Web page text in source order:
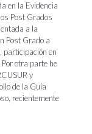
en la Evidencia
Post Grados
a la
Post Grado a
participación en
otra parte he
y
de la Guía
recientemente